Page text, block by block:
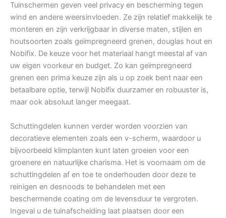
Tuinschermen geven veel privacy en bescherming tegen
wind en andere weersinvloeden. Ze zijn relatief makkelijk te
monteren en zijn verkrijgbaar in diverse maten, stijlen en
houtsoorten zoals geïmpregneerd grenen, douglas hout en
Nobifix. De keuze voor het materiaal hangt meestal af van
uw eigen voorkeur en budget. Zo kan geïmpregneerd
grenen een prima keuze zijn als u op zoek bent naar een
betaalbare optie, terwijl Nobifix duurzamer en robuuster is,
maar ook absoluut langer meegaat.
Schuttingdelen kunnen verder worden voorzien van
decoratieve elementen zoals een v-scherm, waardoor u
bijvoorbeeld klimplanten kunt laten groeien voor een
groenere en natuurlijke charisma. Het is voornaam om de
schuttingdelen af en toe te onderhouden door deze te
reinigen en desnoods te behandelen met een
beschermende coating om de levensduur te vergroten.
Ingeval u de tuinafscheiding laat plaatsen door een